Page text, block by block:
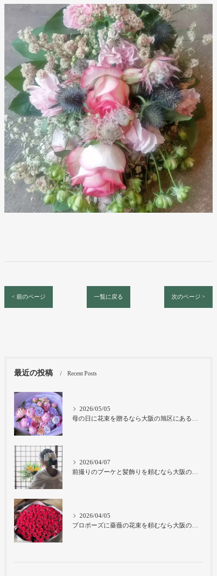
< 前のページ 一覧に戻る 次のページ >
最近の投稿 Recent Posts
2026/05/05
母の日に花束を贈るなら大阪の旭区にある花屋｜結いはなで
2026/04/07
前撮りのブーケと髪飾りを頼むなら大阪の旭区にある花屋｜結いはなで
2026/04/05
プロポーズに薔薇の花束を頼むなら大阪の旭区にある花屋｜結いはなで